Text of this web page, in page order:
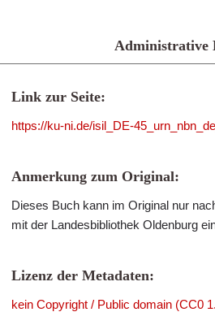
Administrative
Link zur Seite:
https://ku-ni.de/isil_DE-
Anmerkung zum Original:
Dieses Buch kann im Original nur
mit der Landesbibliothek Oldenburg
Lizenz der Metadaten:
kein Copyright / Public domain (CC0